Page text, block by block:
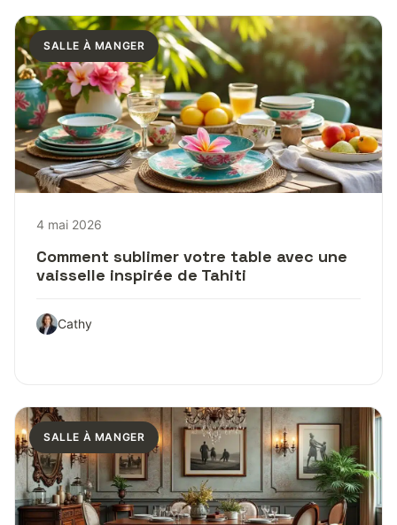
SALLE À MANGER
4 mai 2026
Comment sublimer votre table avec une
vaisselle inspirée de Tahiti
Cathy
SALLE À MANGER